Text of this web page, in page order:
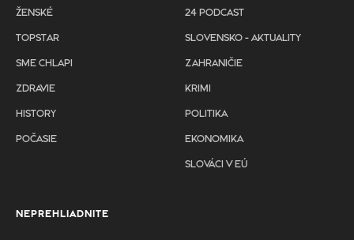
ŽENSKÉ
TOPSTAR
SME CHLAPI
ZDRAVIE
HISTORY
POČASIE
24 PODCAST
SLOVENSKO - AKTUALITY
ZAHRANIČIE
KRIMI
POLITIKA
EKONOMIKA
SLOVÁCI V EÚ
NEPREHLIADNITE